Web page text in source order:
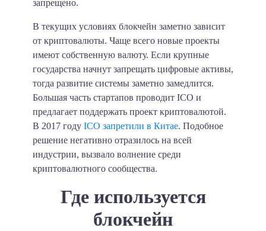
запрещено.
В текущих условиях блокчейн заметно зависит
от криптовалюты. Чаще всего новые проекты
имеют собственную валюту. Если крупные
государства начнут запрещать цифровые активы,
тогда развитие системы заметно замедлится.
Большая часть стартапов проводит ICO и
предлагает поддержать проект криптовалютой.
В 2017 году ICO запретили в Китае. Подобное
решение негативно отразилось на всей
индустрии, вызвало волнение среди
криптовалютного сообщества.
Где используется
блокчейн